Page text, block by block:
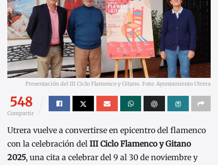
Presentación del III Ciclo Flamenco y Gitano. Foto: Ayuntamiento Utrera
548
Compartir
Utrera vuelve a convertirse en epicentro del flamenco
con la celebración del III Ciclo Flamenco y Gitano
2025, una cita a celebrar del 9 al 30 de noviembre y